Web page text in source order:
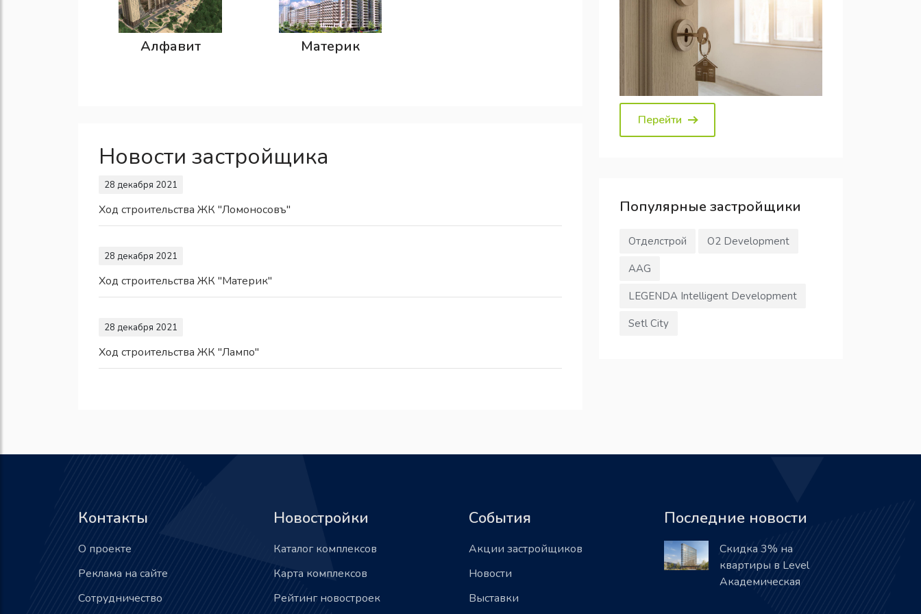
Алфавит Материк
Новости застройщика
28 декабря 2021
Ход строительства ЖК "Ломоносовъ"
28 декабря 2021
Ход строительства ЖК "Материк"
28 декабря 2021
Ход строительства ЖК "Лампо"
Перейти
Популярные застройщики
Отделстрой
О2 Development
AAG
LEGENDA Intelligent Development
Setl City
Контакты
О проекте
Реклама на сайте
Сотрудничество
Новостройки
Каталог комплексов
Карта комплексов
Рейтинг новостроек
События
Акции застройщиков
Новости
Выставки
Последние новости
Скидка 3% на
квартиры в Level
Академическая